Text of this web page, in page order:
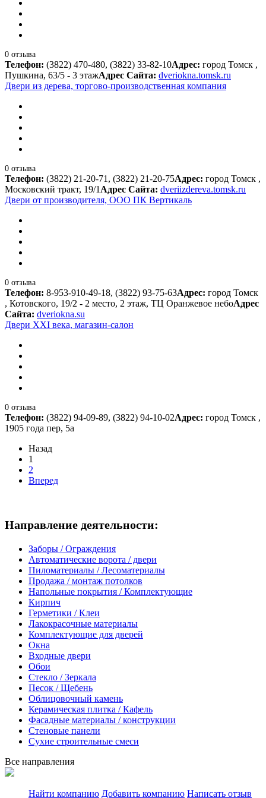
0 отзыва
Телефон: (3822) 470-480, (3822) 33-82-10Адрес: город Томск ,
Пушкина, 63/5 - 3 этажАдрес Сайта: dveriokna.tomsk.ru
Двери из дерева, торгово-производственная компания
0 отзыва
Телефон: (3822) 21-20-71, (3822) 21-20-75Адрес: город Томск ,
Московский тракт, 19/1 Адрес Сайта: dveriizdereva.tomsk.ru
Двери от производителя, ООО ПК Вертикаль
0 отзыва
Телефон: 8-953-910-49-18, (3822) 93-75-63Адрес: город Томск
, Котовского, 19/2 - 2 место, 2 этаж, ТЦ Оранжевое небоАдрес
Сайта: dveriokna.su
Двери XXI века, магазин-салон
0 отзыва
Телефон: (3822) 94-09-89, (3822) 94-10-02Адрес: город Томск ,
1905 года пер, 5а
Назад
1
2
Вперед
Направление деятельности:
Заборы / Ограждения
Автоматические ворота / двери
Пиломатериалы / Лесоматериалы
Продажа / монтаж потолков
Напольные покрытия / Комплектующие
Кирпич
Герметики / Клеи
Лакокрасочные материалы
Комплектующие для дверей
Окна
Входные двери
Обои
Стекло / Зеркала
Песок / Щебень
Облицовочный камень
Керамическая плитка / Кафель
Фасадные материалы / конструкции
Стеновые панели
Сухие строительные смеси
Все направления
Найти компанию Добавить компанию Написать отзыв